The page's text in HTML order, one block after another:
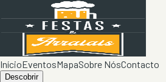
InícioEventosMapaSobre NósContacto
Descobrir